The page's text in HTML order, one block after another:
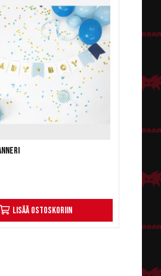
Lisää ostoskoriin